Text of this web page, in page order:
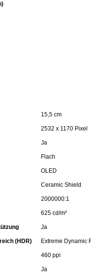
15,5 cm
2532 x 1170 Pixel
Ja
Flach
OLED
Ceramic Shield
2000000:1
625 cd/m²
Ja
(HDR) Extreme Dynamic
460 ppi
Ja